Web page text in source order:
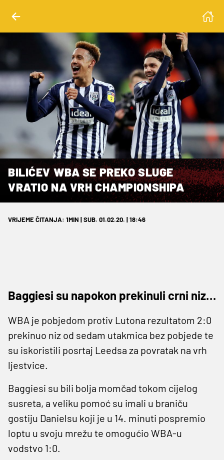
BILIĆEV WBA SE PREKO SLUGE
VRATIO NA VRH CHAMPIONSHIPA
VRIJEME ČITANJA: 1MIN | SUB. 01.02.20. | 18:46
Baggiesi su napokon prekinuli crni niz…
WBA je pobjedom protiv Lutona rezultatom 2:0
prekinuo niz od sedam utakmica bez pobjede te
su iskoristili posrtaj Leedsa za povratak na vrh
ljestvice.
Baggiesi su bili bolja momčad tokom cijelog
susreta, a veliku pomoć su imali u braniču
gostiju Danielsu koji je u 14. minuti pospremio
loptu u svoju mrežu te omogućio WBA-u
vodstvo 1:0.